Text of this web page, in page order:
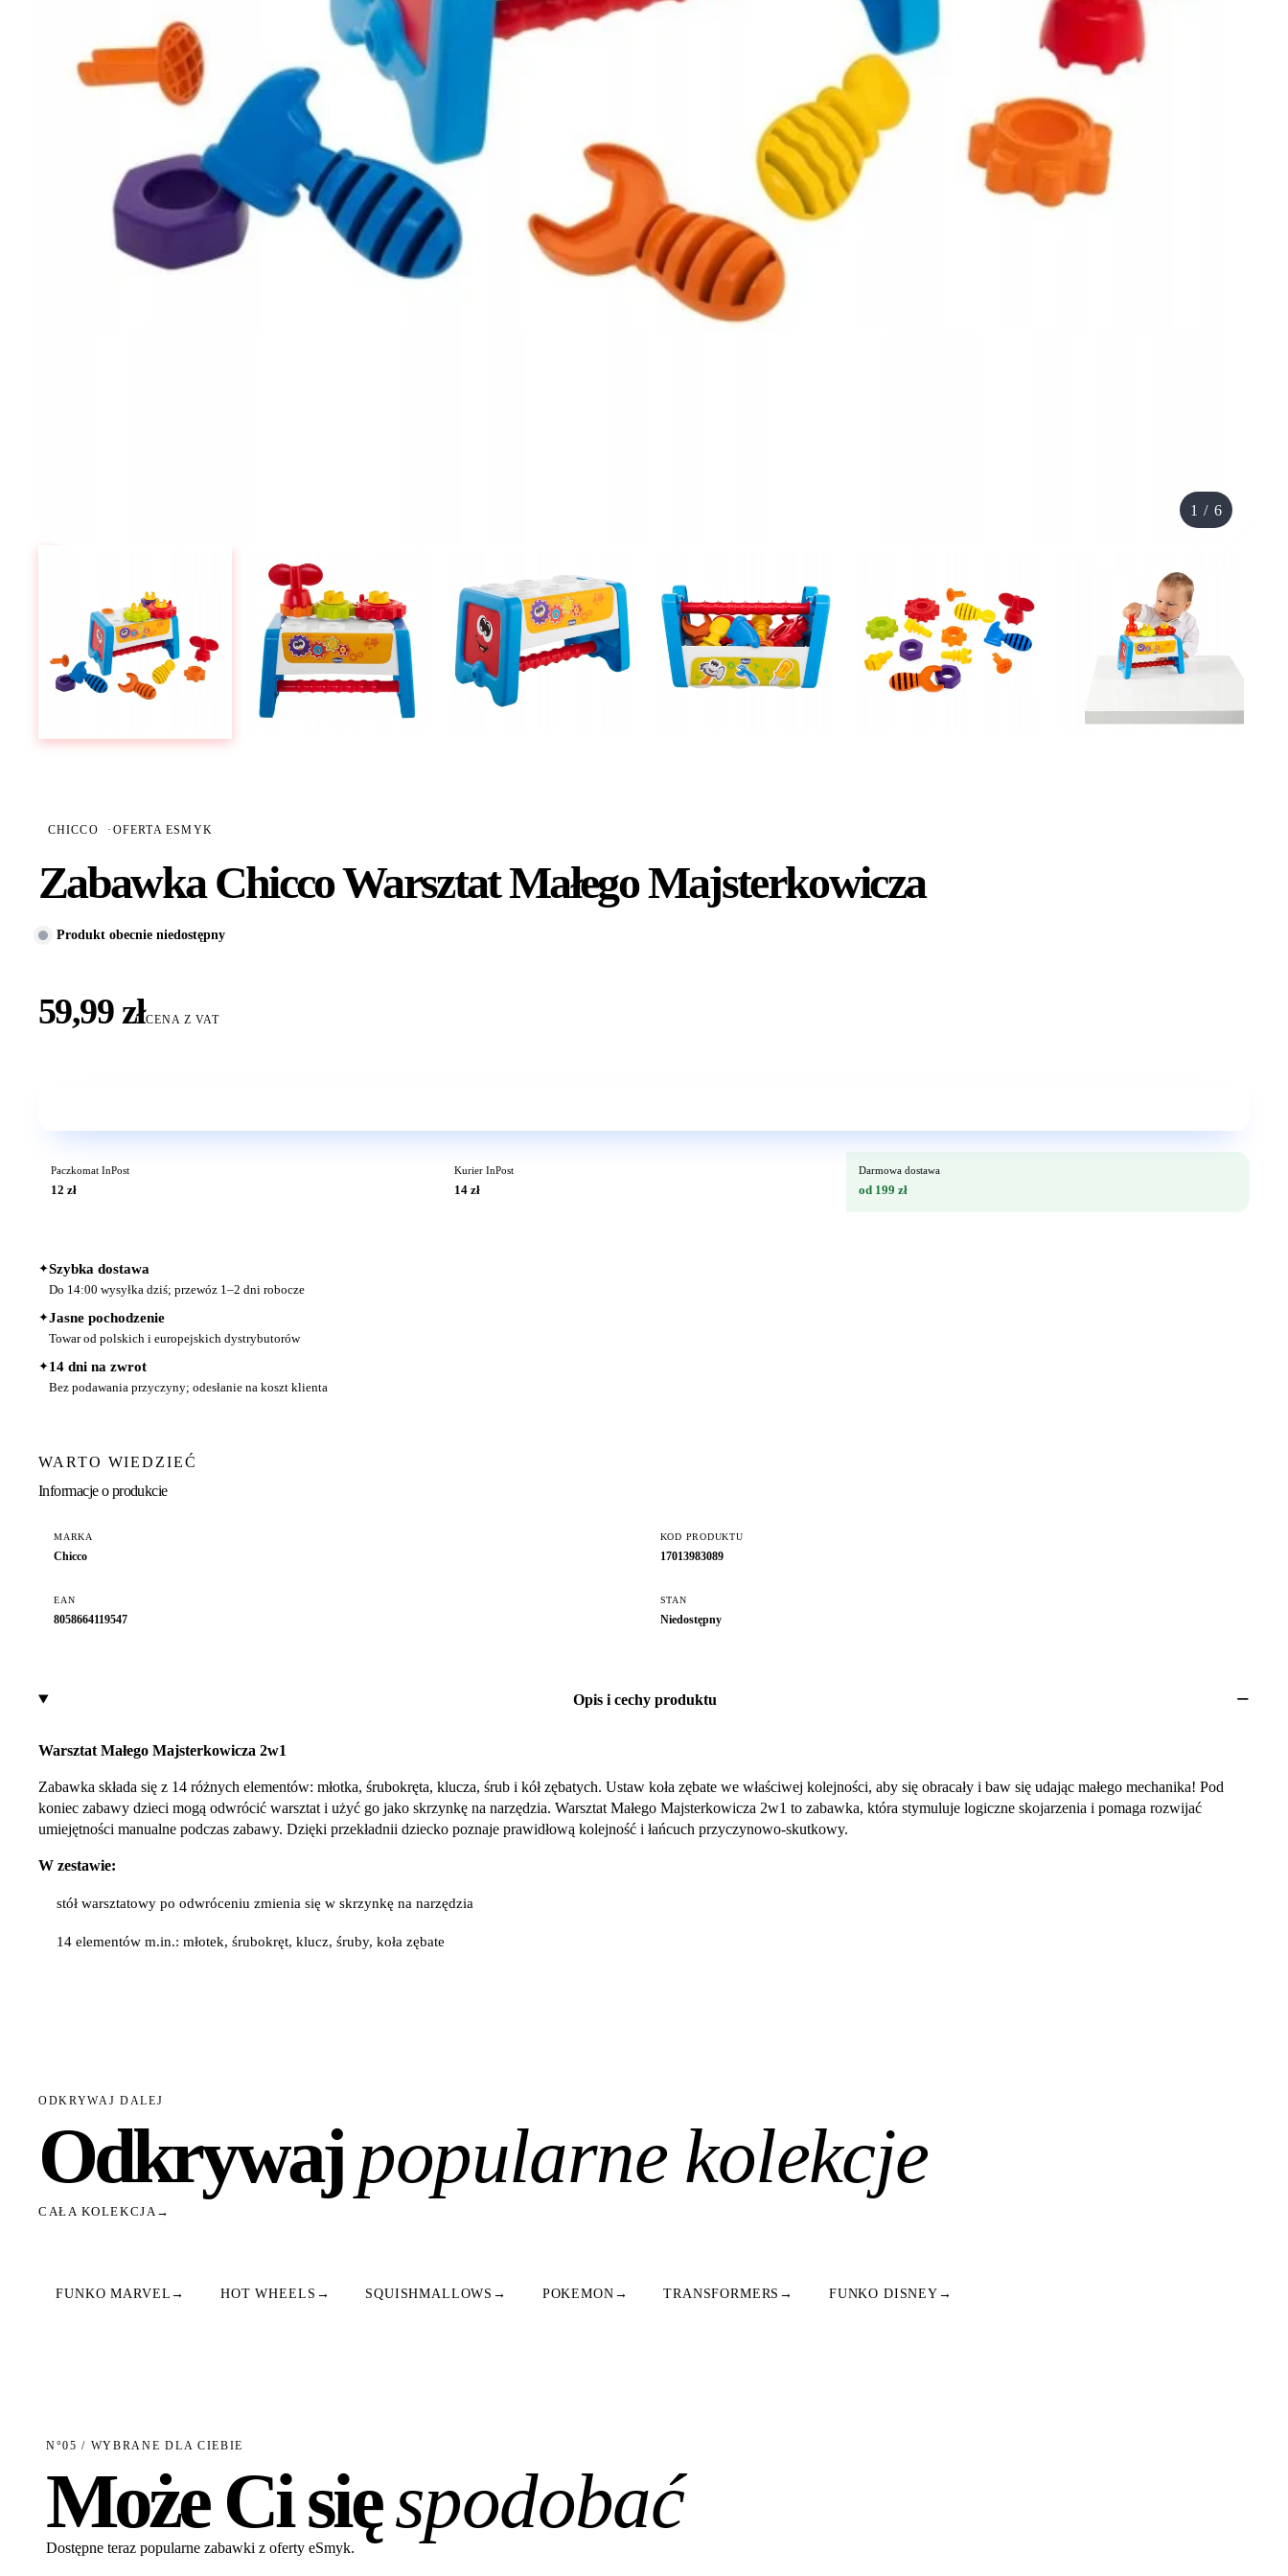
1 / 6
CHICCO · OFERTA ESMYK
Zabawka Chicco Warsztat Małego Majsterkowicza
Produkt obecnie niedostępny
59,99 złCENA Z VAT
Paczkomat InPost
12 zł
Kurier InPost
14 zł
Darmowa dostawa
od 199 zł
✦Szybka dostawa
Do 14:00 wysyłka dziś; przewóz 1–2 dni robocze
✦Jasne pochodzenie
Towar od polskich i europejskich dystrybutorów
✦14 dni na zwrot
Bez podawania przyczyny; odesłanie na koszt klienta
WARTO WIEDZIEĆ
Informacje o produkcie
MARKA
Chicco
KOD PRODUKTU
17013983089
EAN
8058664119547
STAN
Niedostępny
Opis i cechy produktu
Warsztat Małego Majsterkowicza 2w1
Zabawka składa się z 14 różnych elementów: młotka, śrubokręta, klucza, śrub i kół zębatych. Ustaw koła zębate we właściwej kolejności, aby się obracały i baw się udając małego mechanika! Pod
koniec zabawy dzieci mogą odwrócić warsztat i użyć go jako skrzynkę na narzędzia. Warsztat Małego Majsterkowicza 2w1 to zabawka, która stymuluje logiczne skojarzenia i pomaga rozwijać
umiejętności manualne podczas zabawy. Dzięki przekładnii dziecko poznaje prawidłową kolejność i łańcuch przyczynowo-skutkowy.
W zestawie:
stół warsztatowy po odwróceniu zmienia się w skrzynkę na narzędzia
14 elementów m.in.: młotek, śrubokręt, klucz, śruby, koła zębate
ODKRYWAJ DALEJ
Odkrywaj popularne kolekcje
CAŁA KOLEKCJA→
FUNKO MARVEL → HOT WHEELS → SQUISHMALLOWS → POKEMON → TRANSFORMERS → FUNKO DISNEY →
N°05 / WYBRANE DLA CIEBIE
Może Ci sięspodobać
Dostępne teraz popularne zabawki z oferty eSmyk.